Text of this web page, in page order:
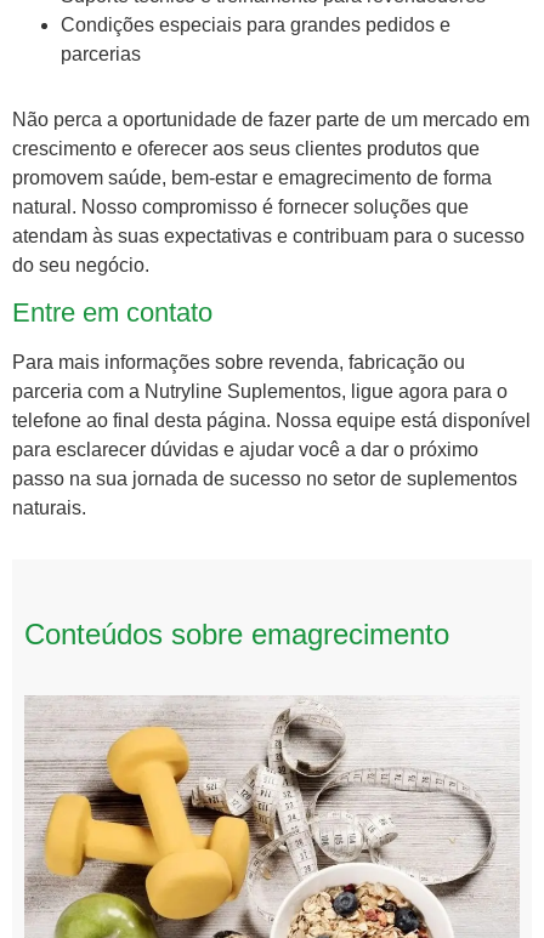
Condições especiais para grandes pedidos e
parcerias
Não perca a oportunidade de fazer parte de um mercado em
crescimento e oferecer aos seus clientes produtos que
promovem saúde, bem-estar e emagrecimento de forma
natural. Nosso compromisso é fornecer soluções que
atendam às suas expectativas e contribuam para o sucesso
do seu negócio.
Entre em contato
Para mais informações sobre revenda, fabricação ou
parceria com a Nutryline Suplementos, ligue agora para o
telefone ao final desta página. Nossa equipe está disponível
para esclarecer dúvidas e ajudar você a dar o próximo
passo na sua jornada de sucesso no setor de suplementos
naturais.
Conteúdos sobre emagrecimento